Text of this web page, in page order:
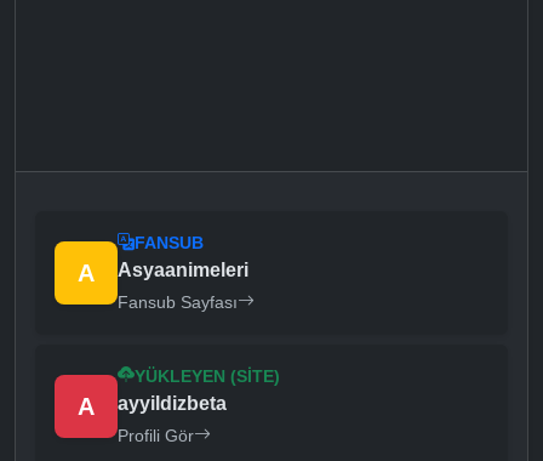
A
FANSUB
Asyaanimeleri
Fansub Sayfası
A
YÜKLEYEN (SITE)
ayyildizbeta
Profili Gör